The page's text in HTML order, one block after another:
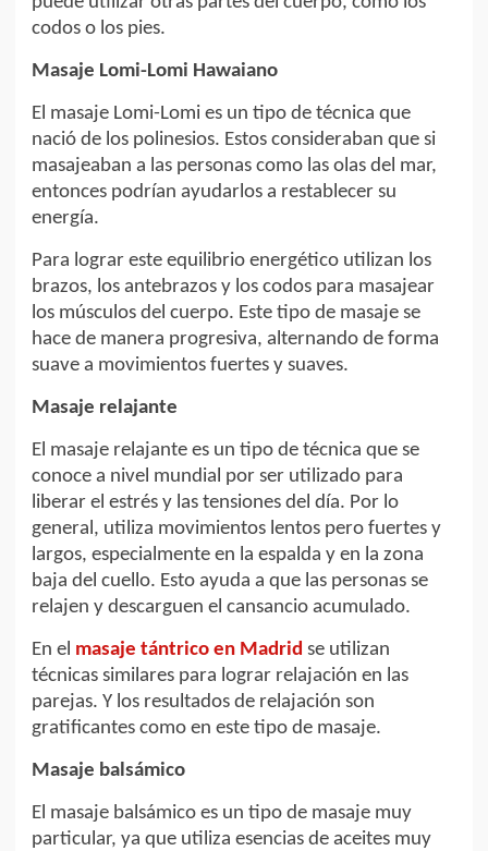
codos o los pies.
Masaje Lomi-Lomi Hawaiano
El masaje Lomi-Lomi es un tipo de técnica que
nació de los polinesios. Estos consideraban que si
masajeaban a las personas como las olas del mar,
entonces podrían ayudarlos a restablecer su
energía.
Para lograr este equilibrio energético utilizan los
brazos, los antebrazos y los codos para masajear
los músculos del cuerpo. Este tipo de masaje se
hace de manera progresiva, alternando de forma
suave a movimientos fuertes y suaves.
Masaje relajante
El masaje relajante es un tipo de técnica que se
conoce a nivel mundial por ser utilizado para
liberar el estrés y las tensiones del día. Por lo
general, utiliza movimientos lentos pero fuertes y
largos, especialmente en la espalda y en la zona
baja del cuello. Esto ayuda a que las personas se
relajen y descarguen el cansancio acumulado.
En el masaje tántrico en Madrid se utilizan
técnicas similares para lograr relajación en las
parejas. Y los resultados de relajación son
gratificantes como en este tipo de masaje.
Masaje balsámico
El masaje balsámico es un tipo de masaje muy
particular, ya que utiliza esencias de aceites muy